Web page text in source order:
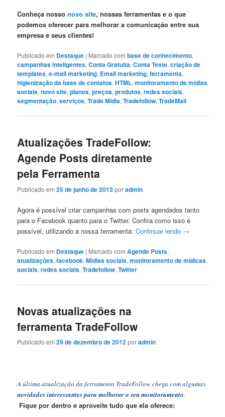
Conheça nossonovo site, nossas ferramentas e o que
podemos oferecer para melhorar a comunicação entre sua
empresa e seus clientes!
Publicado em Destaque | Marcado com base de conhecimento,
campanhas inteligentes,Conta Gratuita,Conta Teste,criação de
templates,e-mail marketing, Email marketing,ferramenta,
higienização da base de contatos,HTML,monitoramento de mídias
sociais,novo site,planos,preços,produtos,redes sociais,
segmentação,serviços,Trade Mídia,Tradefollow,TradeMail
Atualizações TradeFollow:
Agende Posts diretamente
pela Ferramenta
Publicado em25 de junho de 2013poradmin
Agora é possível criar campanhas com posts agendados tanto
para o Facebook quanto para o Twitter. Confira como isso é
possível, utilizando a nossa ferramenta:Continuar lendo →
Publicado em Destaque | Marcado com Agende Posts,
atualizações,facebook,Mídias sociais,monitoramento de mídicas
sociais,redes sociais,Tradefollow,Twitter
Novas atualizações na
ferramenta TradeFollow
Publicado em29 de dezembro de 2012poradmin
A última atualização da ferramenta TradeFollow chega com algumas
novidades interessantes para melhorar o seu monitoramento.
Fique por dentro e aproveite tudo que ela oferece: